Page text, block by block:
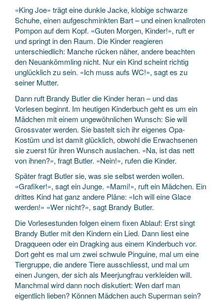
«King Joe» trägt eine dunkle Jacke, klobige schwarze
Schuhe, einen aufgeschminkten Bart – und einen knallroten
Pompon auf dem Kopf. «Guten Morgen, Kinder!», ruft er
und springt in den Raum. Die Kinder reagieren
unterschiedlich: Manche rücken näher, andere beachten
den Neuankömmling nicht. Nur ein Kind scheint richtig
unglücklich zu sein. «Ich muss aufs WC!», sagt es zu
seiner Mutter.
Dann ruft Brandy Butler die Kinder heran – und das
Vorlesen beginnt. Im heutigen Kinderbuch geht es um ein
Mädchen mit einem ungewöhnlichen Wunsch: Sie will
Grossvater werden. Sie bastelt sich ihr eigenes Opa-
Kostüm und ist damit glücklich, obwohl die Erwachsenen
sie zuerst für ihren Wunsch auslachen. «Na, ist das nett
von ihnen?», fragt Butler. «Nein!», rufen die Kinder.
Später fragt Butler sie, was sie selbst werden wollen.
«Grafiker!», sagt ein Junge. «Mami!», ruft ein Mädchen. Ein
drittes Kind hat ganz andere Pläne: «Ich will eine Glace
werden!» «Wer nicht?», sagt Brandy Butler.
Die Vorlesestunden folgen einem fixen Ablauf: Erst singt
Brandy Butler mit den Kindern ein Lied. Dann liest eine
Dragqueen oder ein Dragking aus einem Kinderbuch vor.
Dort geht es mal um zwei schwule Pinguine, mal um eine
Tiergruppe, die andere Tiere ausschliesst, und mal um
einen Jungen, der sich als Meerjungfrau verkleiden will.
Manchmal wird dann noch diskutiert: Wen darf man
eigentlich lieben? Können Mädchen auch Superman sein?